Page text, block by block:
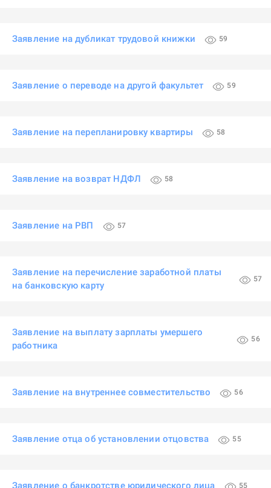
Заявление на дубликат трудовой книжки 59
Заявление о переводе на другой факультет 59
Заявление на перепланировку квартиры 58
Заявление на возврат НДФЛ 58
Заявление на РВП 57
Заявление на перечисление заработной платы
на банковскую карту
57
Заявление на выплату зарплаты умершего
работника
56
Заявление на внутреннее совместительство 56
Заявление отца об установлении отцовства 55
Заявление о банкротстве юридического лица 55